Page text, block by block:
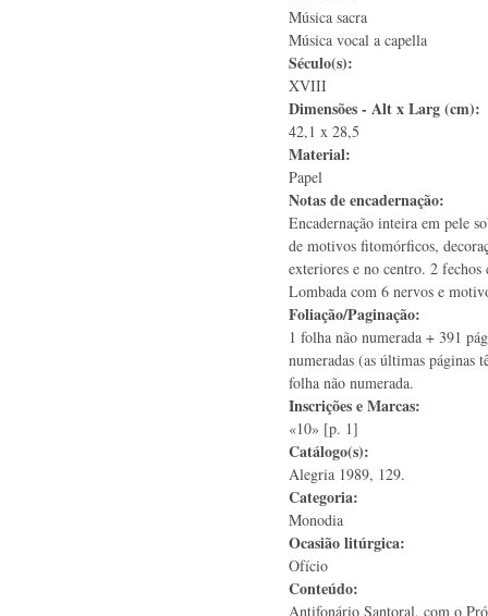
Música sacra
Música vocal a capella
Século(s):
XVIII
Dimensões - Alt x Larg (cm):
42,1 x 28,5
Material:
Papel
Notas de encadernação:
Encadernação inteira em pele
de motivos fitomórficos,
exteriores e no centro. 2
Lombada com 6 nervos e
Foliação/Paginação:
1 folha não numerada + 391
numeradas (as últimas páginas
folha não numerada.
Inscrições e Marcas:
«10» [p. 1]
Catálogo(s):
Alegria 1989, 129.
Categoria:
Monodia
Ocasião litúrgica:
Ofício
Conteúdo:
Antifonário Santoral, com o